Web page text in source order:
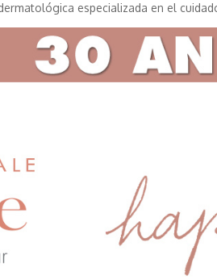
especializada en el